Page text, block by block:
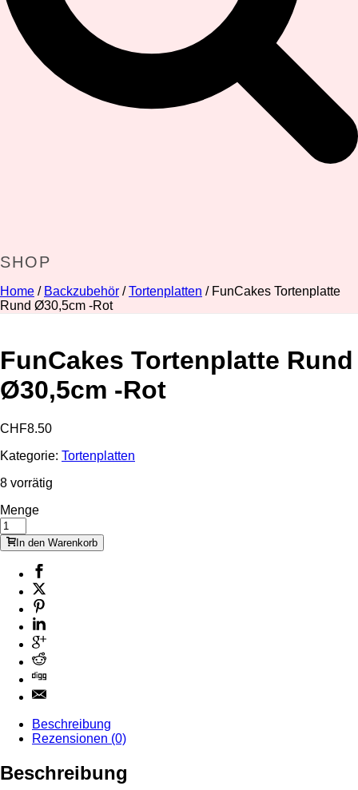
SHOP
Home / Backzubehör / Tortenplatten / FunCakes Tortenplatte
Rund Ø30,5cm -Rot
FunCakes Tortenplatte Rund
Ø30,5cm -Rot
CHF8.50
Kategorie: Tortenplatten
8 vorrätig
Menge
In den Warenkorb
Beschreibung
Rezensionen (0)
Beschreibung